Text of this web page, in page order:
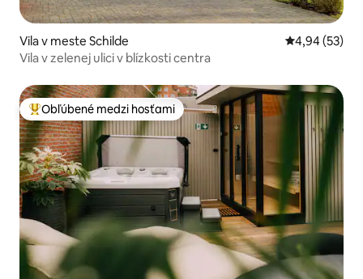
Vila v meste Schilde Priemerné
4,94 (53)
Vila v zelenej ulici v blízkosti centra
Najobľúbenejšie medzi hosťami
Obľúbené medzi hosťami